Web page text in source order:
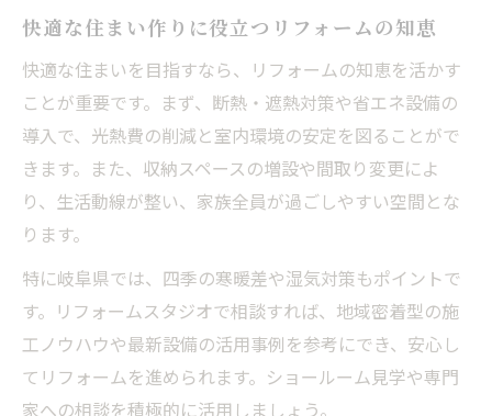
快適な住まい作りに役立つリフォームの知恵
快適な住まいを目指すなら、リフォームの知恵を活かす
ことが重要です。まず、断熱・遮熱対策や省エネ設備の
導入で、光熱費の削減と室内環境の安定を図ることがで
きます。また、収納スペースの増設や間取り変更によ
り、生活動線が整い、家族全員が過ごしやすい空間とな
ります。
特に岐阜県では、四季の寒暖差や湿気対策もポイントで
す。リフォームスタジオで相談すれば、地域密着型の施
工ノウハウや最新設備の活用事例を参考にでき、安心し
てリフォームを進められます。ショールーム見学や専門
家への相談を積極的に活用しましょう。